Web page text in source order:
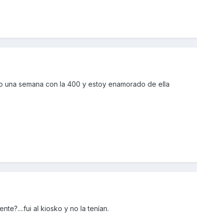
semana con la 400 y estoy enamorado de ella
al kiosko y no la tenían.